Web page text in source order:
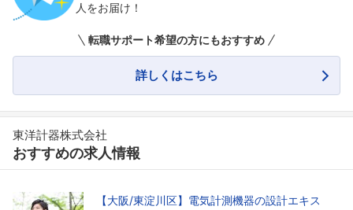
人をお届け！
転職サポート希望の方にもおすすめ
詳しくはこちら
東洋計器株式会社
おすすめの求人情報
【大阪/東淀川区】電気計測機器の設計エキス